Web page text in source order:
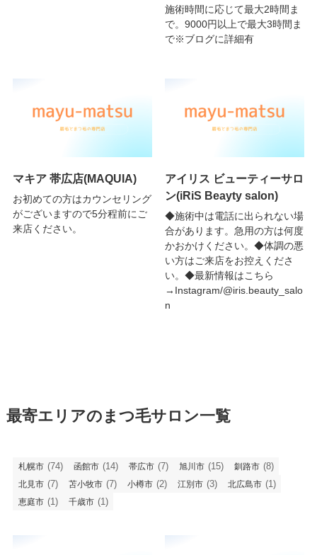
施術時間に応じて最大2時間ま
で。9000円以上で最大3時間ま
で※ブログに詳細有
マキア 帯広店(MAQUIA)
お初めての方はカウンセリング
がございますので5分程前にご
来店ください。
アイリス ビューティーサロ
ン(iRiS Beayty salon)
◆施術中は電話に出られない場
合があります。急用の方は何度
かおかけください。◆体調の悪
い方はご来店をお控えくださ
い。◆最新情報はこちら
→Instagram/@iris.beauty_salo
n
最寄エリアのまつ毛サロン一覧
札幌市 (74) 函館市 (14) 帯広市 (7) 旭川市 (15) 釧路市 (8)
北見市 (7) 苫小牧市 (7) 小樽市 (2) 江別市 (3) 北広島市 (1)
恵庭市 (1) 千歳市 (1)